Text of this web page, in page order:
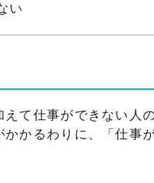
い
て仕事ができない人
かるわりに、「仕事